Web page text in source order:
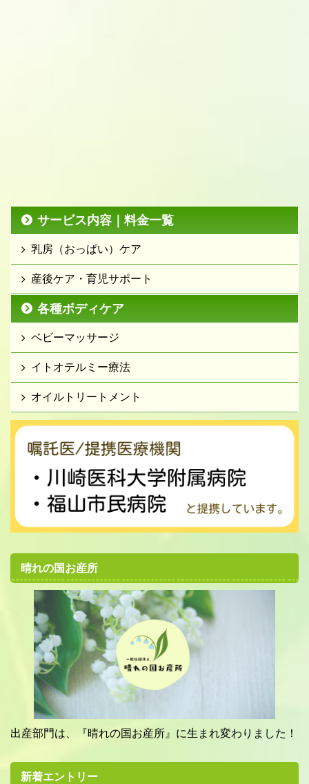
サービス内容｜料金一覧
乳房（おっぱい）ケア
産後ケア・育児サポート
各種ボディケア
ベビーマッサージ
イトオテルミー療法
オイルトリートメント
晴れの国お産所
出産部門は、『晴れの国お産所』に生まれ変わりました！
新着エントリー